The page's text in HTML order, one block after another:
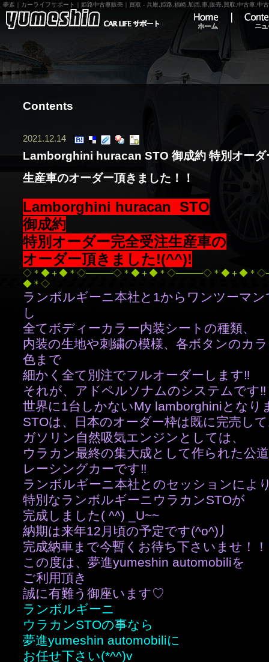
夢進｜カーライフサポート｜姫路中古車販売｜買取 - 兵庫,姫路,福崎,加西,車,販売,買取,中古車,中
Contents
2021.12.14
Lamborghini huracan STO 御成約 特別オーダ
生産車のオーダー頂きました！！
Lamborghini huracan STO
御成約
特別オーダー完全受注生産車の
オーダー頂きました!(^^)!
◇＊◆＋◆＊◇―――◇＊◆＋◆＊◇―――◇＊◆＋◆＊
◆＊◇
ランボルギーニ本社と1からワンツーマ
し
全てボディーカラー内装シートの種類、
内装の生地や刺繍の模様、各ボタンのカ
色まで
細かく全て別注でフルオーダーします‼️
それが、アドペルソナムのシステムです‼️
世界に1台しかないMy lamborghiniとなり
STOは、日本のオーダー枠は既に完売し
ガソリン自然吸気エンジンとしては、
ウラカン最終の集大成として作られた公
レーシングカーです‼️
ランボルギーニ本社とのセッションによ
特別なランボルギーニウラカンSTOが
完成しました( ^^) _U~~
納期は来年12月頃の予定です(^o^)丿
完成納車まで今暫くお待ち下さいませ！
この度は、夢進yumeshin automobiliを
ご利用頂き
誠に有難う御座います♡
ランボルギーニ
ウラカンSTOの事なら
夢進yumeshin automobiliに
お任せ下さい(*^^)v